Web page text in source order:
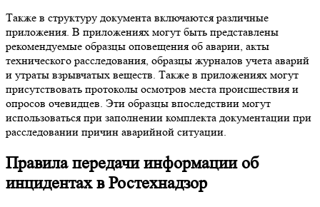
Также в структуру документа включаются различные
приложения. В приложениях могут быть представлены
рекомендуемые образцы оповещения об аварии, акты
технического расследования, образцы журналов учета аварий
и утраты взрывчатых веществ. Также в приложениях могут
присутствовать протоколы осмотров места происшествия и
опросов очевидцев. Эти образцы впоследствии могут
использоваться при заполнении комплекта документации при
расследовании причин аварийной ситуации.
Правила передачи информации об
инцидентах в Ростехнадзор